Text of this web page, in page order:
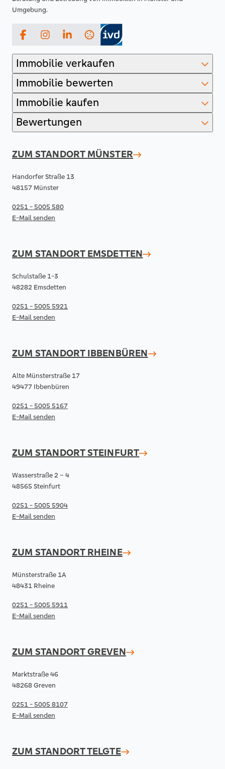
Umgebung.
FacebookInstagramLinkedIn
Immobilie verkaufen
Immobilie bewerten
Immobilie kaufen
Bewertungen
ZUM STANDORT MÜNSTER
Handorfer Straße 13
48157 Münster
0251 - 5005 580
E-Mail senden
ZUM STANDORT EMSDETTEN
Schulstaße 1-3
48282 Emsdetten
0251 - 5005 5921
E-Mail senden
ZUM STANDORT IBBENBÜREN
Alte Münsterstraße 17
49477 Ibbenbüren
0251 - 5005 5167
E-Mail senden
ZUM STANDORTSTEINFURT
Wasserstraße 2 – 4
48565 Steinfurt
0251 - 5005 5904
E-Mail senden
ZUM STANDORT RHEINE
Münsterstraße 1A
48431 Rheine
0251 - 5005 5911
E-Mail senden
ZUM STANDORTGREVEN
Marktstraße 46
48268 Greven
0251 - 5005 8107
E-Mail senden
ZUM STANDORTTELGTE